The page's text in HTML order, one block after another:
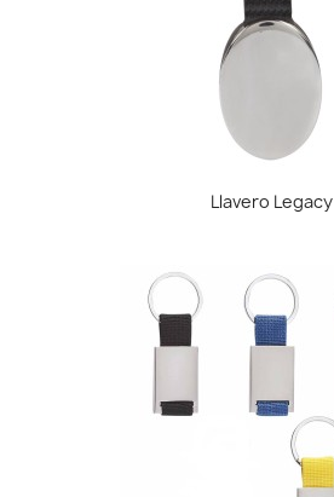
Llavero Legacy